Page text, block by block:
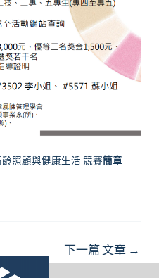
照顧與健康生活 競賽簡章
下一篇 文章 →